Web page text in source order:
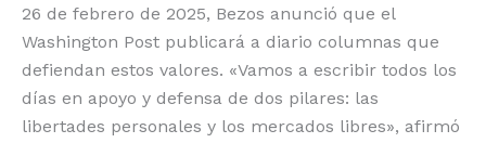
26 de febrero de 2025, Bezos anunció que el
Washington Post publicará a diario columnas que
defiendan estos valores. «Vamos a escribir todos los
días en apoyo y defensa de dos pilares: las
libertades personales y los mercados libres», afirmó